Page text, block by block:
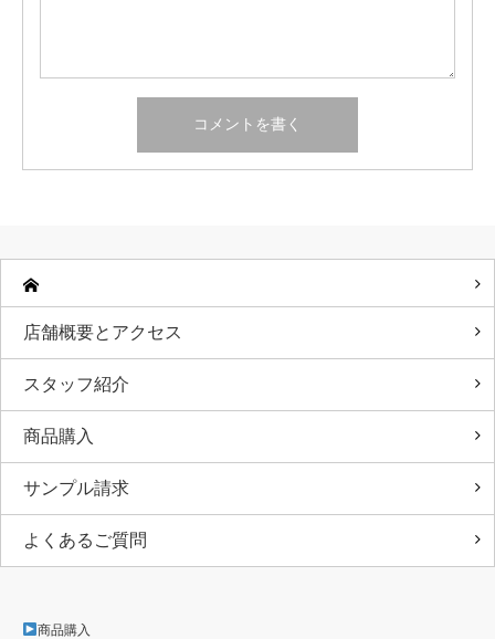
店舗概要とアクセス
スタッフ紹介
商品購入
サンプル請求
よくあるご質問
商品購入